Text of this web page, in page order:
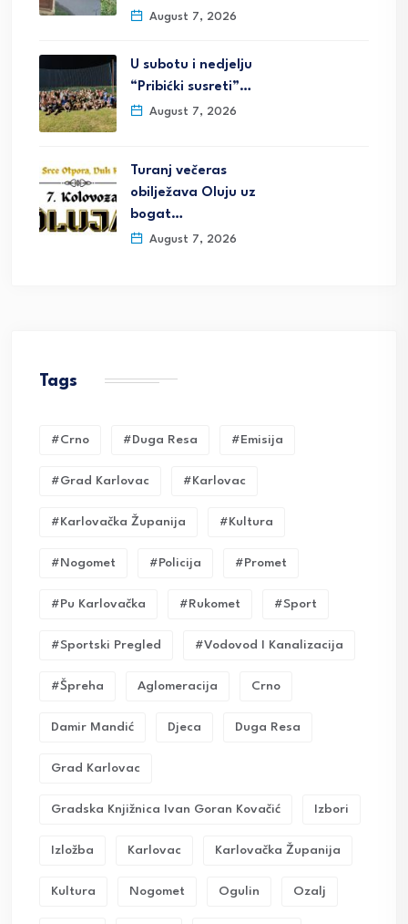
August 7, 2026
U subotu i nedjelju
“Pribićki susreti”…
August 7, 2026
Turanj večeras
obilježava Oluju uz
bogat…
August 7, 2026
Tags
#crno #duga Resa #emisija
#grad Karlovac #karlovac
#karlovačka Županija #kultura
#nogomet #policija #promet
#pu Karlovačka #rukomet #sport
#sportski Pregled #vodovod I Kanalizacija
#Špreha Aglomeracija Crno
Damir Mandić Djeca Duga Resa
Grad Karlovac
Gradska Knjižnica Ivan Goran Kovačić Izbori
Izložba Karlovac Karlovačka Županija
Kultura Nogomet Ogulin Ozalj